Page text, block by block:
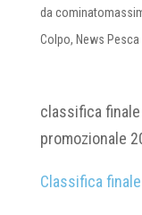
da
Colpo, News
classifica
promozionale
Classifica